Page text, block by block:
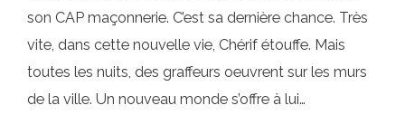
son CAP maçonnerie. C’est sa dernière chance. Très
vite, dans cette nouvelle vie, Chérif étouffe. Mais
toutes les nuits, des graffeurs oeuvrent sur les murs
de la ville. Un nouveau monde s’offre à lui…